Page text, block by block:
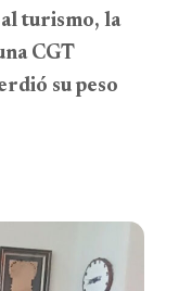
turismo, la
CGT
su peso